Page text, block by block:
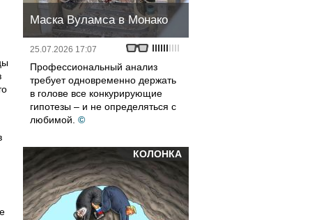
Маска Вуламса в Монако
25.07.2026 17:07
Профессиональный анализ
требует одновременно держать
в голове все конкурирующие
гипотезы – и не определяться с
любимой. ©
КОЛОНКА